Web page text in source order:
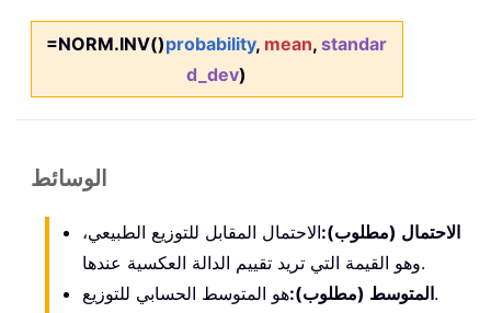
=NORM.INV()probability, mean,standar
d_dev)
الوسائط
الاحتمال (مطلوب):الاحتمال المقابل للتوزيع الطبيعي،
وهو القيمة التي تريد تقييم الدالة العكسية عندها.
المتوسط (مطلوب):هو المتوسط الحسابي للتوزيع.